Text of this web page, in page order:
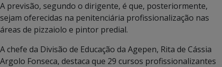
A previsão, segundo o dirigente, é que, posteriormente,
sejam oferecidas na penitenciária profissionalização nas
áreas de pizzaiolo e pintor predial.
A chefe da Divisão de Educação da Agepen, Rita de Cássia
Argolo Fonseca, destaca que 29 cursos profissionalizantes